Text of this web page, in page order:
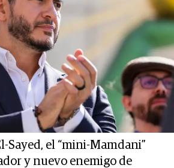
Sayed, el “mini-Mamdani”
y nuevo enemigo de